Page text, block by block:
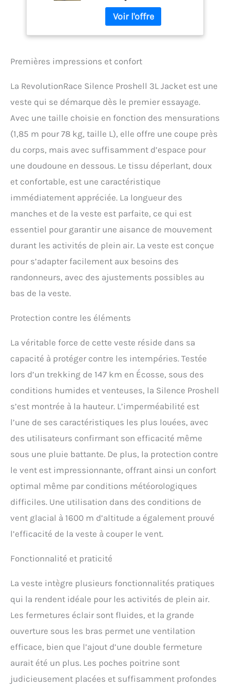
Plein air,
Black/Anthracite 3.0,
L
veste de randonnée
multifonctionnelle pour
sérieuses averses. LISSE
adieu aux vestes
froissent bruyamment : le
tissu lisse et extensible de
Silence Proshell Jacket est
aussi silencieux que
possible. FERMETURES
ÉCLAIR D’AÉRATION
INTELLIGENTES : Grâce aux
fermetures éclair
bidirectionnelles, vous
rafraîchir lorsque
nécessaire est à la fois
difficile de trouver une
veste outdoor pour
tout en vous protégeant de
Silence Proshell Jacket la
restreindre vos
mouvements. DESIGN
MULTIFONCTIONNEL : Le
tissu durable, les poches
pratiques et la coupe
fonctionnelle la rendent
adaptée à un large éventail
d’activités de plein air,
comme la randonnée, le
VTT, le camping, le
l’entraînement de chiens.
Premières impressions et confort
La RevolutionRace Silence Proshell 3L Jacket est une
veste qui se démarque dès le premier essayage.
Avec une taille choisie en fonction des mensurations
(1,85 m pour 78 kg, taille L), elle offre une coupe près
du corps, mais avec suffisamment d’espace pour
une doudoune en dessous. Le tissu déperlant, doux
et confortable, est une caractéristique
immédiatement appréciée. La longueur des
manches et de la veste est parfaite, ce qui est
essentiel pour garantir une aisance de mouvement
durant les activités de plein air. La veste est conçue
pour s’adapter facilement aux besoins des
randonneurs, avec des ajustements possibles au
bas de la veste.
Protection contre les éléments
La véritable force de cette veste réside dans sa
capacité à protéger contre les intempéries. Testée
lors d’un trekking de 147 km en Écosse, sous des
conditions humides et venteuses, la Silence Proshell
s’est montrée à la hauteur. L’imperméabilité est
l’une de ses caractéristiques les plus louées, avec
des utilisateurs confirmant son efficacité même
sous une pluie battante. De plus, la protection contre
le vent est impressionnante, offrant ainsi un confort
optimal même par conditions météorologiques
difficiles. Une utilisation dans des conditions de
vent glacial à 1600 m d’altitude a également prouvé
l’efficacité de la veste à couper le vent.
Fonctionnalité et praticité
La veste intègre plusieurs fonctionnalités pratiques
qui la rendent idéale pour les activités de plein air.
Les fermetures éclair sont fluides, et la grande
ouverture sous les bras permet une ventilation
efficace, bien que l’ajout d’une double fermeture
aurait été un plus. Les poches poitrine sont
judicieusement placées et suffisamment profondes